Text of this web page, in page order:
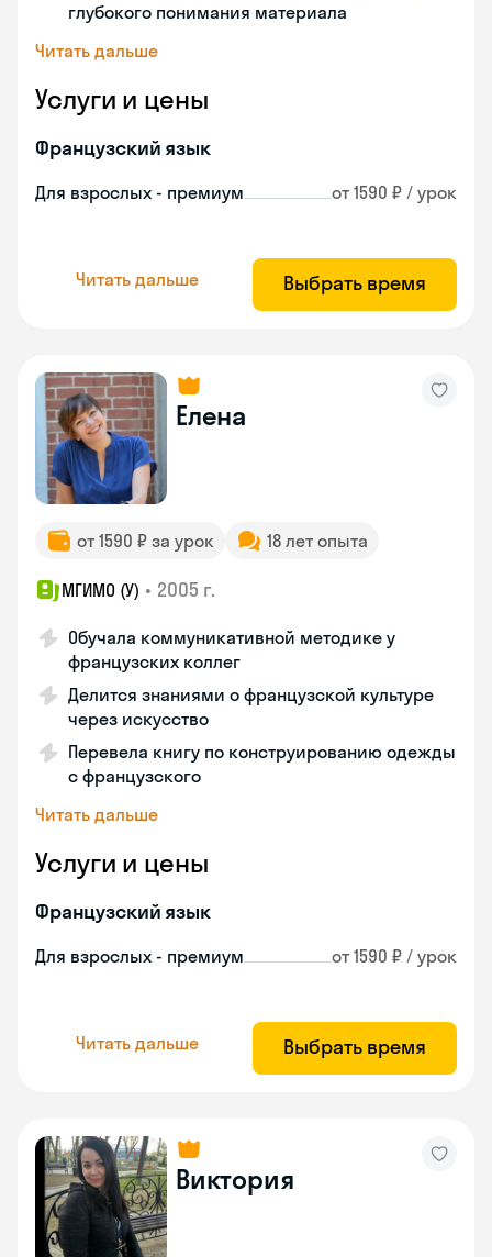
глубокого понимания материала
Читать дальше
Услуги и цены
Французский язык
Для взрослых - премиум от 1590 ₽ / урок
Читать дальше Выбрать время
Елена
от 1590 ₽ за урок 18 лет опыта
МГИМО (У) • 2005 г.
Обучала коммуникативной методике у
французских коллег
Делится знаниями о французской культуре
через искусство
Перевела книгу по конструированию одежды
с французского
Читать дальше
Услуги и цены
Французский язык
Для взрослых - премиум от 1590 ₽ / урок
Читать дальше Выбрать время
Виктория